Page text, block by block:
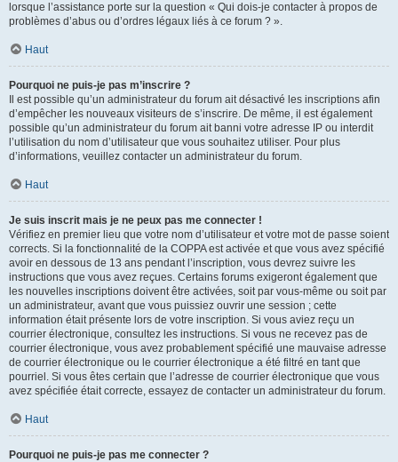
lorsque l’assistance porte sur la question « Qui dois-je contacter à propos de
problèmes d’abus ou d’ordres légaux liés à ce forum ? ».
Haut
Pourquoi ne puis-je pas m’inscrire ?
Il est possible qu’un administrateur du forum ait désactivé les inscriptions afin
d’empêcher les nouveaux visiteurs de s’inscrire. De même, il est également
possible qu’un administrateur du forum ait banni votre adresse IP ou interdit
l’utilisation du nom d’utilisateur que vous souhaitez utiliser. Pour plus
d’informations, veuillez contacter un administrateur du forum.
Haut
Je suis inscrit mais je ne peux pas me connecter !
Vérifiez en premier lieu que votre nom d’utilisateur et votre mot de passe soient
corrects. Si la fonctionnalité de la COPPA est activée et que vous avez spécifié
avoir en dessous de 13 ans pendant l’inscription, vous devrez suivre les
instructions que vous avez reçues. Certains forums exigeront également que
les nouvelles inscriptions doivent être activées, soit par vous-même ou soit par
un administrateur, avant que vous puissiez ouvrir une session ; cette
information était présente lors de votre inscription. Si vous aviez reçu un
courrier électronique, consultez les instructions. Si vous ne recevez pas de
courrier électronique, vous avez probablement spécifié une mauvaise adresse
de courrier électronique ou le courrier électronique a été filtré en tant que
pourriel. Si vous êtes certain que l’adresse de courrier électronique que vous
avez spécifiée était correcte, essayez de contacter un administrateur du forum.
Haut
Pourquoi ne puis-je pas me connecter ?